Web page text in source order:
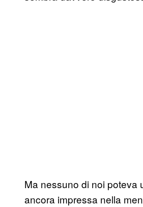
Ma nessuno di noi poteva
ancora impressa nella